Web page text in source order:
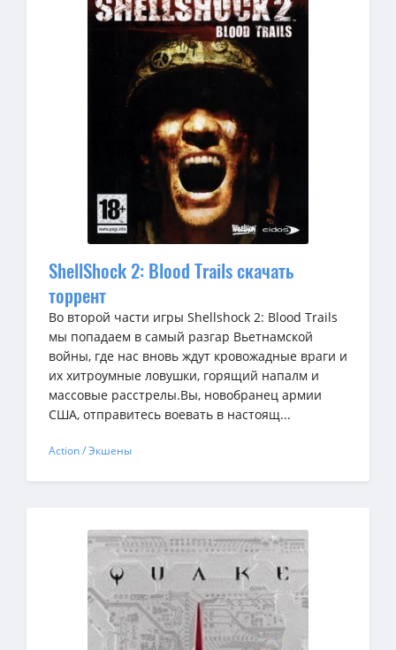
ShellShock 2: Blood Trails скачать
торрент
Во второй части игры Shellshock 2: Blood Trails
мы попадаем в самый разгар Вьетнамской
войны, где нас вновь ждут кровожадные враги и
их хитроумные ловушки, горящий напалм и
массовые расстрелы.Вы, новобранец армии
США, отправитесь воевать в настоящ...
Action / Экшены